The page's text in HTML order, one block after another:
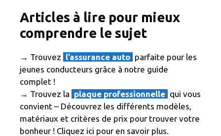
Articles à lire pour mieux
comprendre le sujet
→ Trouvez l’assurance auto parfaite pour les
jeunes conducteurs grâce à notre guide
complet !
→ Trouvez la plaque professionnelle qui vous
convient – Découvrez les différents modèles,
matériaux et critères de prix pour trouver votre
bonheur ! Cliquez ici pour en savoir plus.